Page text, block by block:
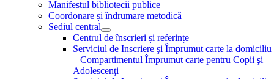
Manifestul bibliotecii publice
Coordonare și îndrumare metodică
Sediul central
Centrul de înscrieri și referințe
Serviciul de Inscriere şi Împrumut carte la domiciliu
– Compartimentul Împrumut carte pentru Copii şi
Adolescenţi